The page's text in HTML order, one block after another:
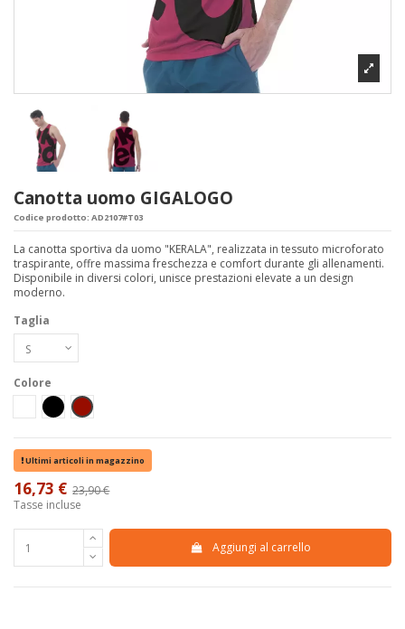
Canotta uomo GIGALOGO
Codice prodotto: AD2107#T03
La canotta sportiva da uomo "KERALA", realizzata in tessuto microforato
traspirante, offre massima freschezza e comfort durante gli allenamenti.
Disponibile in diversi colori, unisce prestazioni elevate a un design
moderno.
Taglia
Colore
Bianco Nero Bordeaux
Ultimi articoli in magazzino
16,73 € 23,90 €
Tasse incluse
Aggiungi al carrello